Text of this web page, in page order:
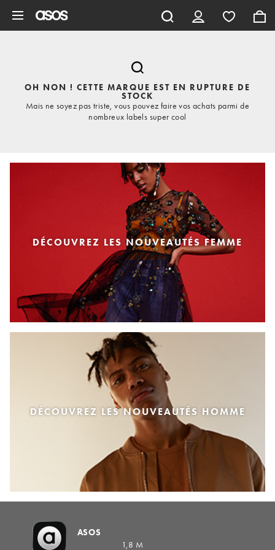
OH NON ! CETTE MARQUE EST EN RUPTURE DE
STOCK
Mais ne soyez pas triste, vous pouvez faire vos achats parmi de
nombreux labels super cool
DÉCOUVREZ LES NOUVEAUTÉS FEMME
DÉCOUVREZ LES NOUVEAUTÉS HOMME
ASOS
1,8 M